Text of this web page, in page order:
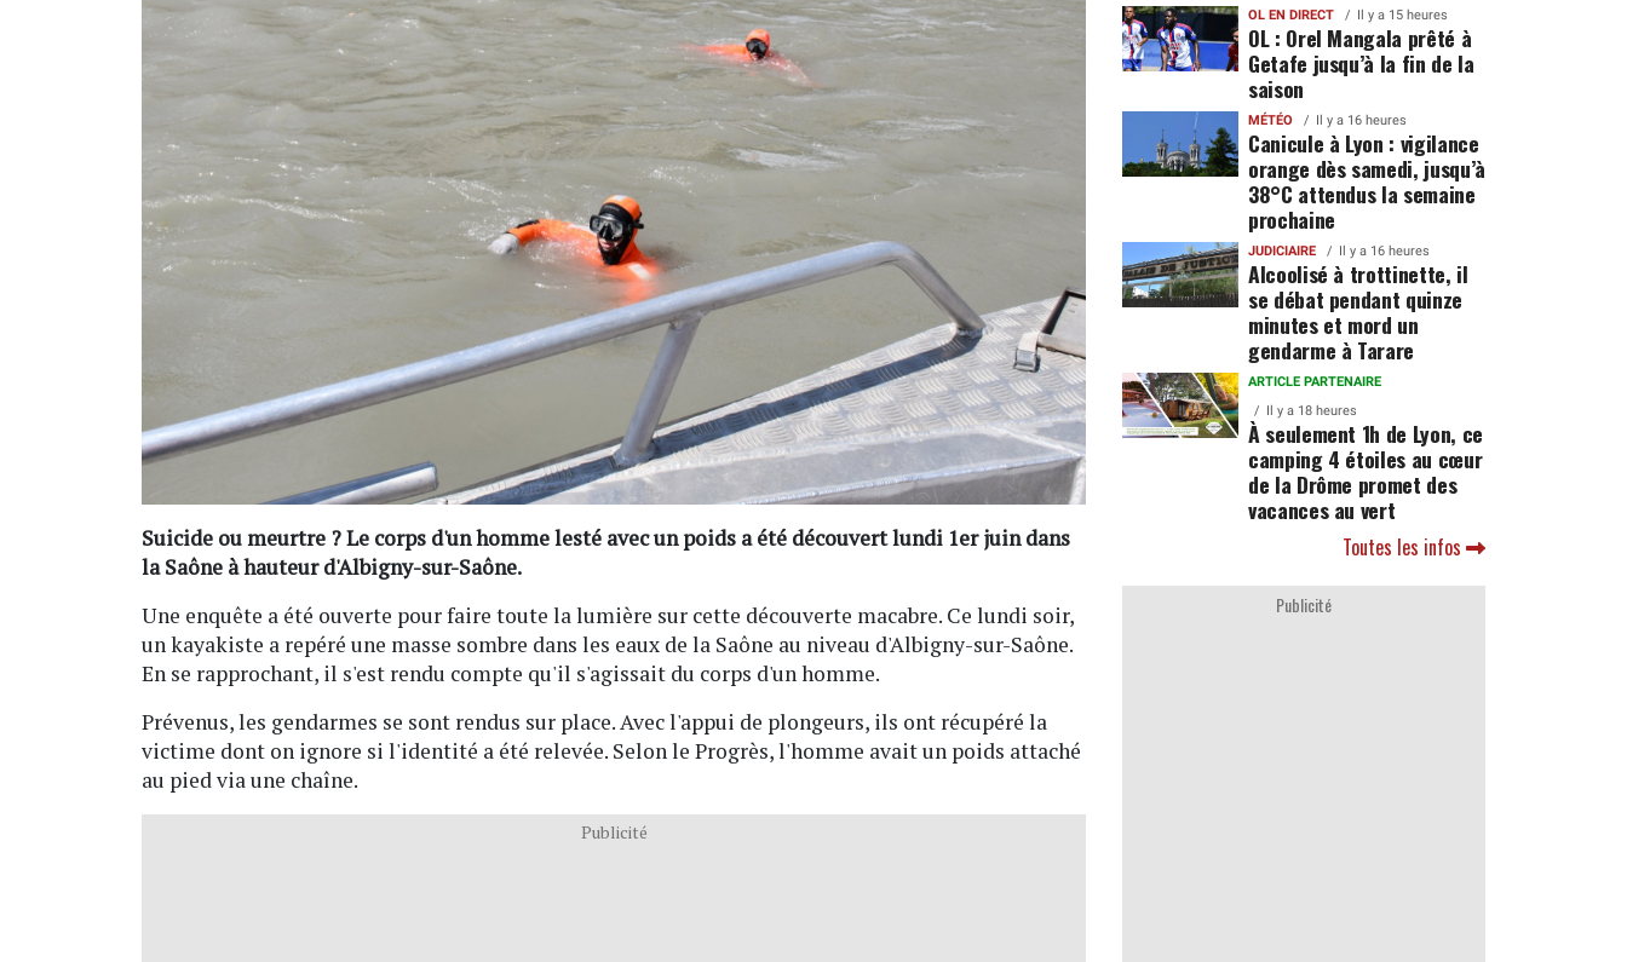
Suicide ou meurtre ? Le corps d'un homme lesté avec un poids a été découvert lundi 1er juin dans
la Saône à hauteur d'Albigny-sur-Saône.
Une enquête a été ouverte pour faire toute la lumière sur cette découverte macabre. Ce lundi soir,
un kayakiste a repéré une masse sombre dans les eaux de la Saône au niveau d'Albigny-sur-Saône.
En se rapprochant, il s'est rendu compte qu'il s'agissait du corps d'un homme.
Prévenus, les gendarmes se sont rendus sur place. Avec l'appui de plongeurs, ils ont récupéré la
victime dont on ignore si l'identité a été relevée. Selon le Progrès, l'homme avait un poids attaché
au pied via une chaîne.
Publicité
OL EN DIRECT Il y a 15 heures
OL : Orel Mangala prêté à
Getafe jusqu’à la fin de la
saison
MÉTÉO Il y a 16 heures
Canicule à Lyon : vigilance
orange dès samedi, jusqu’à
38°C attendus la semaine
prochaine
JUDICIAIRE Il y a 16 heures
Alcoolisé à trottinette, il
se débat pendant quinze
minutes et mord un
gendarme à Tarare
ARTICLE PARTENAIRE
Il y a 18 heures
À seulement 1h de Lyon, ce
camping 4 étoiles au cœur
de la Drôme promet des
vacances au vert
Toutes les infos
Publicité